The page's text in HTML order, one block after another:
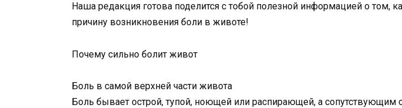
Наша редакция готова поделится с тобой полезной информацией о том,
причину возникновения боли в животе!
Почему сильно болит живот
Боль в самой верхней части живота
Боль бывает острой, тупой, ноющей или распирающей, а сопутствующим